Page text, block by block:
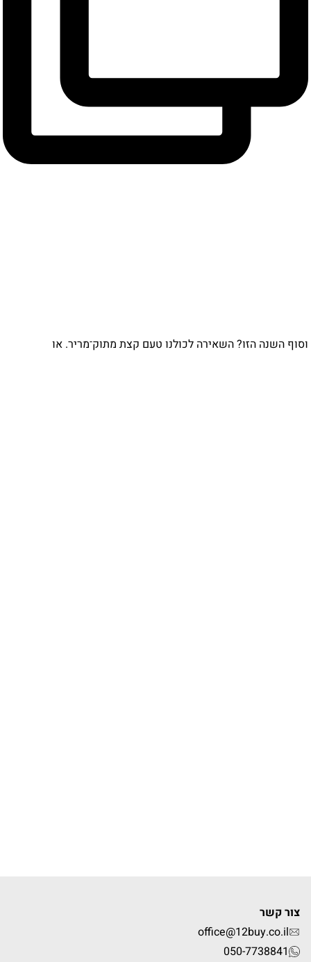
השנה הזו? השאירה לכולנו טעם קצת מתוק־מריר. או
צור קשר
office@12buy.co.il
050-7738841